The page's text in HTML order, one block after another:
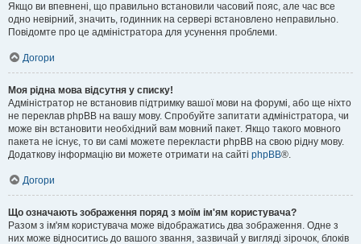
Якщо ви впевнені, що правильно встановили часовий пояс, але час все
одно невірний, значить, годинник на сервері встановлено неправильно.
Повідомте про це адміністратора для усунення проблеми.
Догори
Моя рідна мова відсутня у списку!
Адміністратор не встановив підтримку вашої мови на форумі, або ще ніхто
не переклав phpBB на вашу мову. Спробуйте запитати адміністратора, чи
може він встановити необхідний вам мовний пакет. Якщо такого мовного
пакета не існує, то ви самі можете перекласти phpBB на свою рідну мову.
Додаткову інформацію ви можете отримати на сайті phpBB®.
Догори
Що означають зображення поряд з моїм ім'ям користувача?
Разом з ім'ям користувача може відображатись два зображення. Одне з
них може відноситись до вашого звання, зазвичай у вигляді зірочок, блоків